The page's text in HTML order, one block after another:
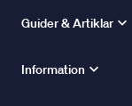
Guider & Artiklar
Information